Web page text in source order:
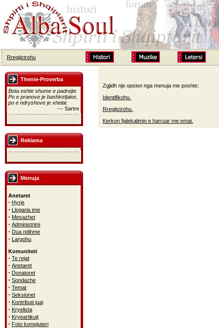
Rregjistrohu
Thenie-Proverba
Bota eshte shume e padrejte.
Po e pranove je bashkefjator,
po e ndryshove je xhelat.
--- Sartre
Reklama
Menuja
Anetaret
· Hyrje
· Llogaria ime
· Mesazhet
· Administrimi
· Dua ndihme
· Largohu
Komuniteti
· Te rejat
· Anetaret
· Donatoret
· Sondazhe
· Temat
· Seksionet
· Kontributi juaj
· Kryelista
· Kryeartikujt
· Foto kompjuteri
Zgjidh nje opsion nga menuja me poshte:
Identifikohu.
Rregjistrohu.
Kerkon fjalekalimin e harruar me emai.